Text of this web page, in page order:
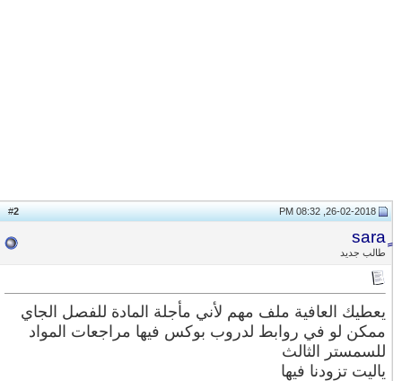
طالب جديد
يعطيك العافية ملف مهم لأني مأجلة المادة للفصل الجاي
ممكن لو في روابط لدروب بوكس فيها مراجعات المواد
للسمستر الثالث
ياليت تزودنا فيها